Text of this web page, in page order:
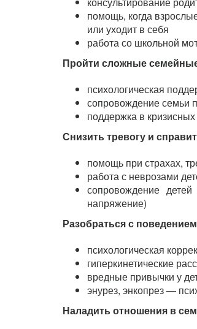
помощь, когда
или уходит в себя
работа со школьной
Пройти сложные
психологическая
сопровождение семьи
поддержка в
Снизить тревогу и
помощь при страхах,
работа с неврозами
сопровождение
напряжение)
Разобраться с
психологическая
гиперкинетические
вредные привычки у
энурез, энкопрез —
Наладить отношения в